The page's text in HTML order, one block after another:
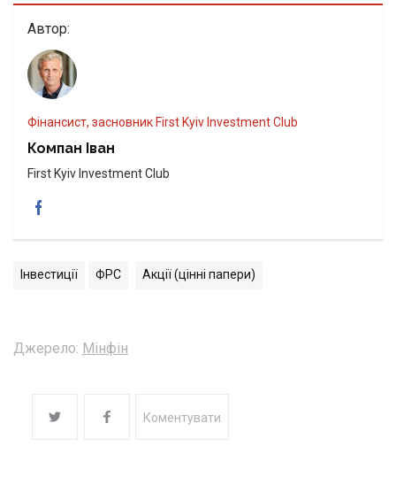
Автор:
Фінансист, засновник First Kyiv Investment Club
Компан Іван
First Kyiv Investment Club
Інвестиції ФРС Акції (цінні папери)
Джерело: Мінфін
Коментувати